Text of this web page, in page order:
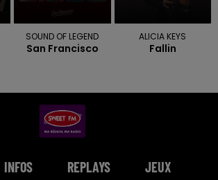
SOUND OF LEGEND
San Francisco
ALICIA KEYS
Fallin
INFOS REPLAYS JEUX